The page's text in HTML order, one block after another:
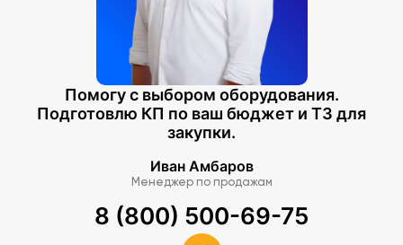
Помогу с выбором оборудования.
Подготовлю КП по ваш бюджет и ТЗ для
закупки.
Иван Амбаров
Менеджер по продажам
8 (800) 500-69-75